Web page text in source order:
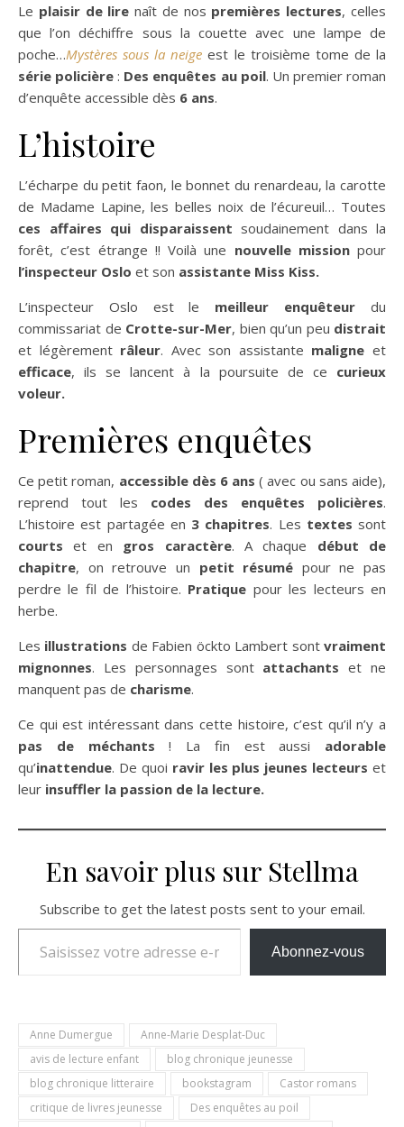
Le plaisir de lire naît de nos premières lectures, celles
que l’on déchiffre sous la couette avec une lampe de
poche…Mystères sous la neige est le troisième tome de la
série policière : Des enquêtes au poil. Un premier roman
d’enquête accessible dès 6 ans.
L’histoire
L’écharpe du petit faon, le bonnet du renardeau, la carotte
de Madame Lapine, les belles noix de l’écureuil… Toutes
ces affaires qui disparaissent soudainement dans la
forêt, c’est étrange !! Voilà une nouvelle missionpour
l’inspecteur Oslo et son assistante Miss Kiss.
L’inspecteur Oslo est le meilleur enquêteurdu
commissariat de Crotte-sur-Mer, bien qu’un peu distrait
et légèrement râleur. Avec son assistante maligne et
efficace, ils se lancent à la poursuite de ce curieux
voleur.
Premières enquêtes
Ce petit roman, accessible dès 6 ans ( avec ou sans aide),
reprend tout les codes des enquêtes policières.
L’histoire est partagée en 3 chapitres. Les textes sont
courts et en gros caractère. A chaque début de
chapitre, on retrouve un petit résumé pour ne pas
perdre le fil de l’histoire. Pratique pour les lecteurs en
herbe.
Les illustrations de Fabien öckto Lambert sontvraiment
mignonnes. Les personnages sont attachants et ne
manquent pas de charisme.
Ce qui est intéressant dans cette histoire, c’est qu’il n’y a
pas de méchants ! La fin est aussi adorable
qu’inattendue. De quoi ravir les plus jeunes lecteurs et
leur insuffler la passion de la lecture.
En savoir plus sur Stellma
Subscribe to get the latest posts sent to your email.
Saisissez votre adresse e-mail…
Abonnez-vous
Anne Dumergue
Anne-Marie Desplat-Duc
avis de lecture enfant
blog chronique jeunesse
blog chronique litteraire
bookstagram
Castor romans
critique de livres jeunesse
Des enquêtes au poil